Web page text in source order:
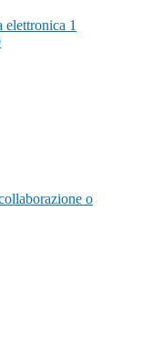
elettronica 1
o